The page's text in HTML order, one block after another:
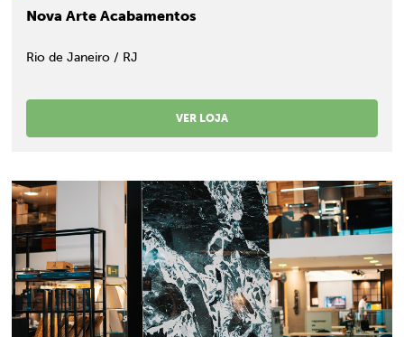
Nova Arte Acabamentos
Rio de Janeiro / RJ
VER LOJA